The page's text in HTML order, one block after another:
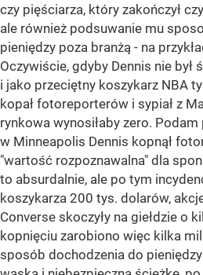
czy pięściarza, który zakończył
ale również podsuwanie mu
pieniędzy poza branżą - na
Oczywiście, gdyby Dennis nie był
i jako przeciętny koszykarz NBA
kopał fotoreporterów i sypiał z
rynkowa wynosiłaby zero.
w Minneapolis Dennis kopnął
"wartość rozpoznawalna" dla
to absurdalnie, ale po tym
koszykarza 200 tys. dolarów,
Converse skoczyły na giełdzie o
kopnięciu zarobiono więc kilka
sposób dochodzenia do